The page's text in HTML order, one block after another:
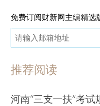
免费订阅财新网主编精选
推荐阅读
河南“三支一扶”考试